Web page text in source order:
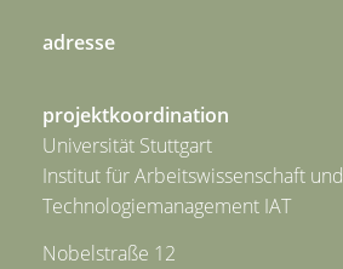
adresse
projektkoordination
Universität Stuttgart
Institut für Arbeitswissenschaft und
Technologiemanagement IAT
Nobelstraße 12